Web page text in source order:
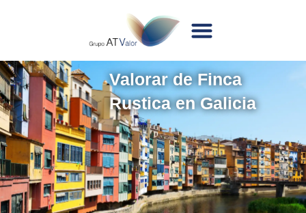
Valorar de Finca
Rustica en Galicia